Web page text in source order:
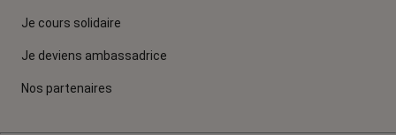
Je cours solidaire
Je deviens ambassadrice
Nos partenaires